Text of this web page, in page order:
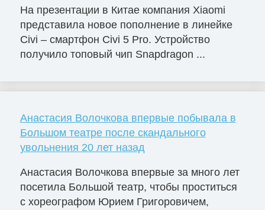
На презентации в Китае компания Xiaomi
представила новое пополнение в линейке
Civi – смартфон Civi 5 Pro. Устройство
получило топовый чип Snapdragon ...
Анастасия Волочкова впервые побывала в
Большом театре после скандального
увольнения 20 лет назад
Анастасия Волочкова впервые за много лет
посетила Большой театр, чтобы проститься
с хореографом Юрием Григоровичем,